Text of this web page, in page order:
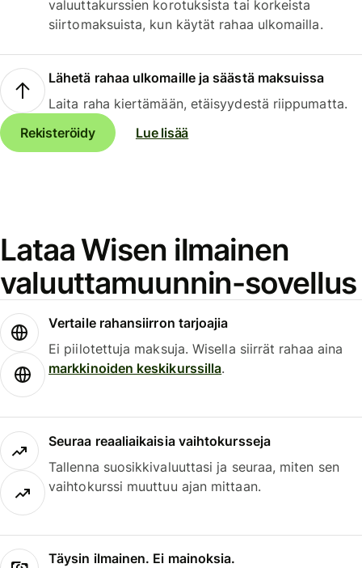
valuuttakurssien korotuksista tai korkeista
siirtomaksuista, kun käytät rahaa ulkomailla.
Lähetä rahaa ulkomaille ja säästä maksuissa
Laita raha kiertämään, etäisyydestä riippumatta.
Rekisteröidy
Lue lisää
Lataa Wisen ilmainen
valuuttamuunnin-sovellus
Vertaile rahansiirron tarjoajia
Ei piilotettuja maksuja. Wisella siirrät rahaa aina
markkinoiden keskikurssilla.
Seuraa reaaliaikaisia vaihtokursseja
Tallenna suosikkivaluuttasi ja seuraa, miten sen
vaihtokurssi muuttuu ajan mittaan.
Täysin ilmainen. Ei mainoksia.